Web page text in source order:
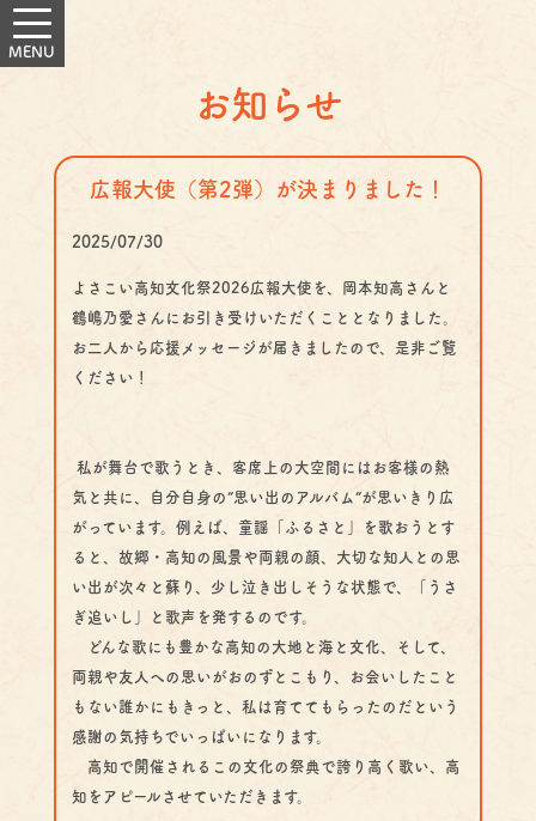
お知らせ
広報大使（第2弾）が決まりました！
2025/07/30
よさこい高知文化祭2026広報大使を、岡本知高さんと
鶴嶋乃愛さんにお引き受けいただくこととなりました。
お二人から応援メッセージが届きましたので、是非ご覧
ください！
私が舞台で歌うとき、客席上の大空間にはお客様の熱
気と共に、自分自身の”思い出のアルバム”が思いきり広
がっています。例えば、童謡「ふるさと」を歌おうとす
ると、故郷・高知の風景や両親の顔、大切な知人との思
い出が次々と蘇り、少し泣き出しそうな状態で、「うさ
ぎ追いし」と歌声を発するのです。
どんな歌にも豊かな高知の大地と海と文化、そして、
両親や友人への思いがおのずとこもり、お会いしたこと
もない誰かにもきっと、私は育ててもらったのだという
感謝の気持ちでいっぱいになります。
高知で開催されるこの文化の祭典で誇り高く歌い、高
知をアピールさせていただきます。